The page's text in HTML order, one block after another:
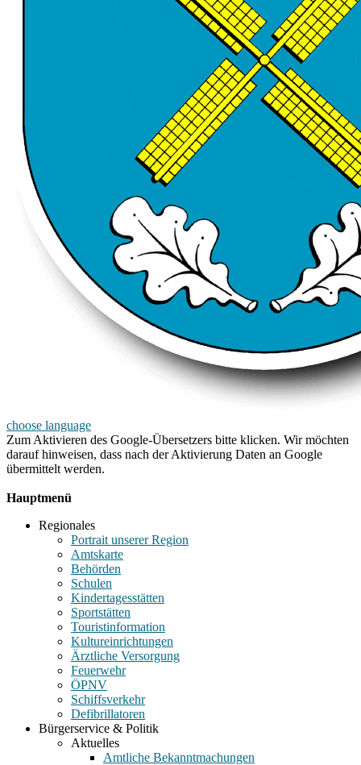
choose language
Zum Aktivieren des Google-Übersetzers bitte klicken. Wir möchten
darauf hinweisen, dass nach der Aktivierung Daten an Google
übermittelt werden.
Hauptmenü
Regionales
Portrait unserer Region
Amtskarte
Behörden
Schulen
Kindertagesstätten
Sportstätten
Touristinformation
Kultureinrichtungen
Ärztliche Versorgung
Feuerwehr
ÖPNV
Schiffsverkehr
Defibrillatoren
Bürgerservice & Politik
Aktuelles
Amtliche Bekanntmachungen